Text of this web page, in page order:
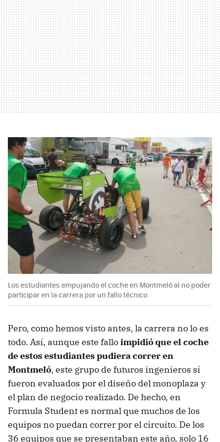
Los estudiantes empujando el coche en Montmeló al no poder
participar en la carrera por un fallo técnico
Pero, como hemos visto antes, la carrera no lo es
todo. Así, aunque este falloimpidió que el coche
de estos estudiantes pudiera correr en
Montmeló, este grupo de futuros ingenieros sí
fueron evaluados por el diseño del monoplaza y
el plan de negocio realizado. De hecho, en
Formula Student es normal que muchos de los
equipos no puedan correr por el circuito. De los
36 equipos que se presentaban este año, solo 16